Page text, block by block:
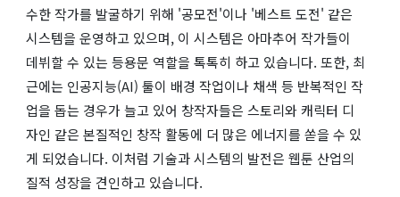
수한 작가를 발굴하기 위해 '공모전'이나 '베스트 도전' 같은
시스템을 운영하고 있으며, 이 시스템은 아마추어 작가들이
데뷔할 수 있는 등용문 역할을 톡톡히 하고 있습니다. 또한, 최
근에는 인공지능(AI) 툴이 배경 작업이나 채색 등 반복적인 작
업을 돕는 경우가 늘고 있어 창작자들은 스토리와 캐릭터 디
자인 같은 본질적인 창작 활동에 더 많은 에너지를 쏟을 수 있
게 되었습니다. 이처럼 기술과 시스템의 발전은 웹툰 산업의
질적 성장을 견인하고 있습니다.